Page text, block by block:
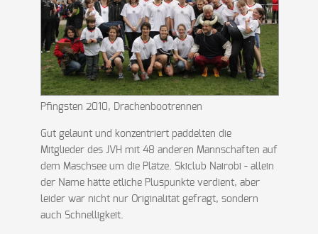
Pfingsten 2010, Drachenbootrennen
Gut gelaunt und konzentriert paddelten die
Mitglieder des JVH mit 48 anderen Mannschaften auf
dem Maschsee um die Plätze. Skiclub Nairobi - allein
der Name hätte etliche Pluspunkte verdient, aber
leider war nicht nur Originalität gefragt, sondern
auch Schnelligkeit.